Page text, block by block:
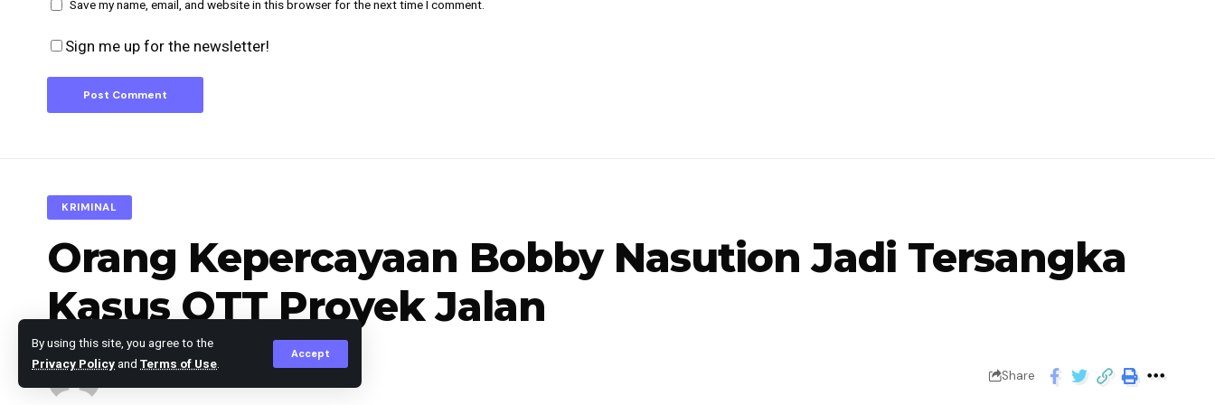
By using this site, you agree to the
Privacy Policyand Terms of Use
Accept
Save my name, email, and website in this browser for the next time I comment.
Sign me up for the newsletter!
KRIMINAL
Orang Kepercayaan Bobby Nasution Jadi Tersangka
Kasus OTT Proyek Jalan
Editor Published June 28, 2025 Share